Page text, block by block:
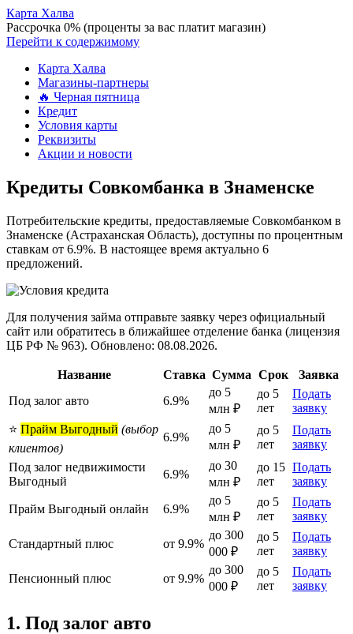
Карта Халва
Рассрочка 0% (проценты за вас платит магазин)
Перейти к содержимому
Карта Халва
Магазины-партнеры
🔥 Черная пятница
Кредит
Условия карты
Реквизиты
Акции и новости
Кредиты Совкомбанка в Знаменске
Потребительские кредиты, предоставляемые Совкомбанком в
Знаменске (Астраханская Область), доступны по процентным
ставкам от 6.9%. В настоящее время актуально 6
предложений.
Для получения займа отправьте заявку через официальный
сайт или обратитесь в ближайшее отделение банка (лицензия
ЦБ РФ № 963). Обновлено: 08.08.2026.
Название Ставка Сумма Срок
Заявка
Под залог авто
6.9%
до 5
млн ₽
до 5
лет
Подать
заявку
⭐ Прайм Выгодный (выбор
клиентов)
6.9%
до 5
млн ₽
до 5
лет
Подать
заявку
Под залог недвижимости
Выгодный
6.9%
до 30
млн ₽
до 15
лет
Подать
заявку
Прайм Выгодный онлайн 6.9%
до 5
млн ₽
до 5
лет
Подать
заявку
Стандартный плюс от 9.9%
до 300
000 ₽
до 5
лет
Подать
заявку
Пенсионный плюс от 9.9%
до 300
000 ₽
до 5
лет
Подать
заявку
1. Под залог авто